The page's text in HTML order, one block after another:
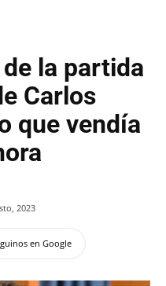
la partida
Carlos
que vendía
2023
en Google